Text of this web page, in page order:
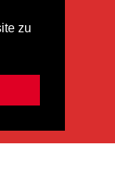
zu